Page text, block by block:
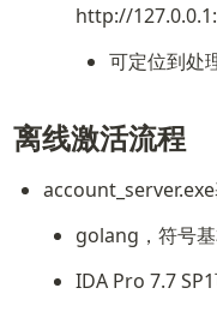
http://
可定位到处
离线激活流程
account_server.exe
golang，符号
IDA Pro 7.7